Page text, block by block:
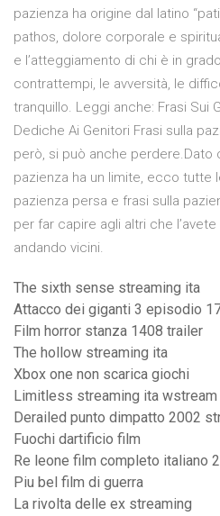
pazienza ha origine dal latino
pathos, dolore corporale e
e l’atteggiamento di chi è in
contrattempi, le avversità, le
tranquillo. Leggi anche: Frasi Sui
Dediche Ai Genitori Frasi sulla
però, si può anche perdere.Dato
pazienza ha un limite, ecco tutte
pazienza persa e frasi sulla
per far capire agli altri che
andando vicini.
The sixth sense streaming ita
Attacco dei giganti 3 episodio
Film horror stanza 1408 trailer
The hollow streaming ita
Xbox one non scarica giochi
Limitless streaming ita wstream
Derailed punto dimpatto 2002
Fuochi dartificio film
Re leone film completo italiano 2
Piu bel film di guerra
La rivolta delle ex streaming